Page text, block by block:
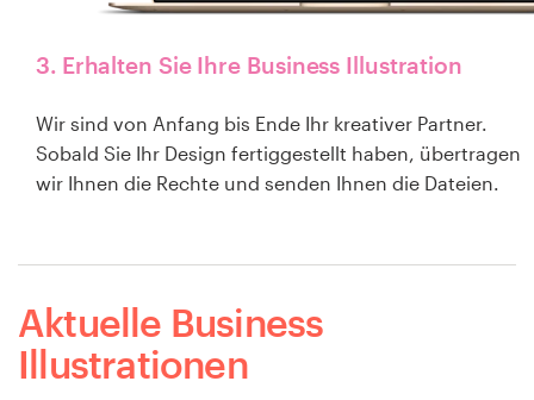
3. Erhalten Sie Ihre Business Illustration
Wir sind von Anfang bis Ende Ihr kreativer Partner.
Sobald Sie Ihr Design fertiggestellt haben, übertragen
wir Ihnen die Rechte und senden Ihnen die Dateien.
Aktuelle Business
Illustrationen